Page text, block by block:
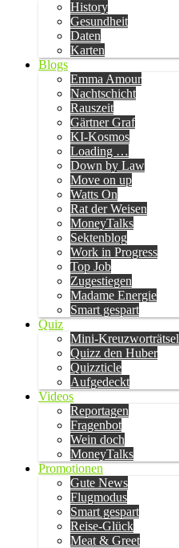
History
Gesundheit
Daten
Karten
Blogs
Emma Amour
Nachtschicht
Rauszeit
Gärtner Graf
KI-Kosmos
Loading …
Down by Law
Move on up
Watts On
Rat der Weisen
MoneyTalks
Sektenblog
Work in Progress
Top Job
Zugestiegen
Madame Energie
Smart gespart
Quiz
Mini-Kreuzworträtsel
Quizz den Huber
Quizzticle
Aufgedeckt
Videos
Reportagen
Fragenbot
Wein doch
MoneyTalks
Promotionen
Gute News
Flugmodus
Smart gespart
Reise-Glück
Meat & Greet